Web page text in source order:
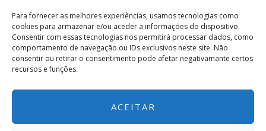
Para fornecer as melhores experiências, usamos tecnologias como
cookies para armazenar e/ou aceder a informações do dispositivo.
Consentir com essas tecnologias nos permitirá processar dados, como
comportamento de navegação ou IDs exclusivos neste site. Não
consentir ou retirar o consentimento pode afetar negativamante certos
recursos e funções.
ACEITAR